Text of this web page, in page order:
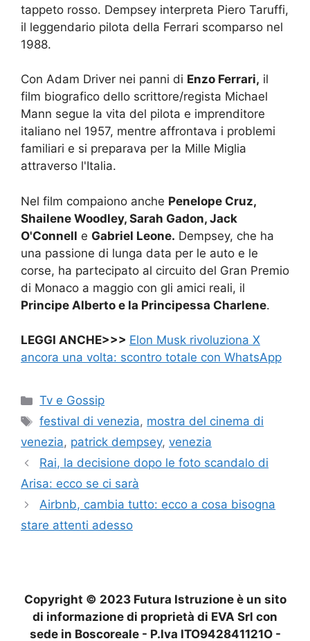
tappeto rosso. Dempsey interpreta Piero Taruffi,
il leggendario pilota della Ferrari scomparso nel
1988.
Con Adam Driver nei panni di Enzo Ferrari, il
film biografico dello scrittore/regista Michael
Mann segue la vita del pilota e imprenditore
italiano nel 1957, mentre affrontava i problemi
familiari e si preparava per la Mille Miglia
attraverso l'Italia.
Nel film compaiono anche Penelope Cruz,
Shailene Woodley, Sarah Gadon, Jack
O'Connell e Gabriel Leone. Dempsey, che ha
una passione di lunga data per le auto e le
corse, ha partecipato al circuito del Gran Premio
di Monaco a maggio con gli amici reali, il
Principe Alberto e la Principessa Charlene.
LEGGI ANCHE>>> Elon Musk rivoluziona X
ancora una volta: scontro totale con WhatsApp
Categorie
Tv e Gossip
Tag
festival di venezia, mostra del cinema di
venezia, patrick dempsey, venezia
Rai, la decisione dopo le foto scandalo di
Arisa: ecco se ci sarà
Airbnb, cambia tutto: ecco a cosa bisogna
stare attenti adesso
Copyright © 2023 Futura Istruzione è un sito
di informazione di proprietà di EVA Srl con
sede in Boscoreale - P.Iva ITO942841121O -